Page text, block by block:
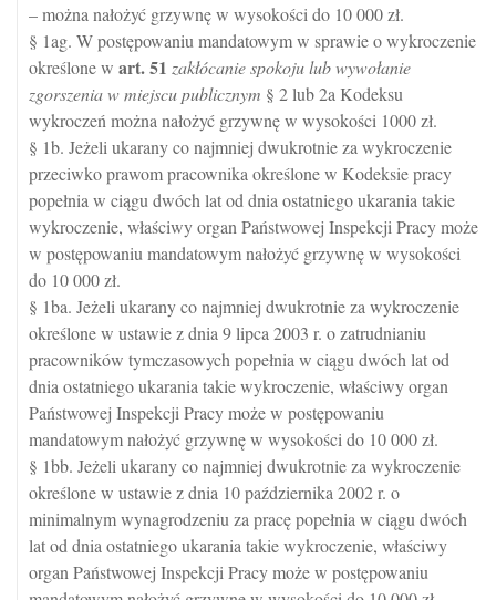
– można nałożyć grzywnę w wysokości do 10 000 zł.
§ 1ag. W postępowaniu mandatowym w sprawie o wykroczenie
określone w art.51 zakłócanie spokoju lub wywołanie
zgorszenia w miejscu publicznym § 2 lub 2a Kodeksu
wykroczeń można nałożyć grzywnę w wysokości 1000 zł.
§ 1b. Jeżeli ukarany co najmniej dwukrotnie za wykroczenie
przeciwko prawom pracownika określone w Kodeksie pracy
popełnia w ciągu dwóch lat od dnia ostatniego ukarania takie
wykroczenie, właściwy organ Państwowej Inspekcji Pracy może
w postępowaniu mandatowym nałożyć grzywnę w wysokości
do 10 000 zł.
§ 1ba. Jeżeli ukarany co najmniej dwukrotnie za wykroczenie
określone w ustawie z dnia 9 lipca 2003 r. o zatrudnianiu
pracowników tymczasowych popełnia w ciągu dwóch lat od
dnia ostatniego ukarania takie wykroczenie, właściwy organ
Państwowej Inspekcji Pracy może w postępowaniu
mandatowym nałożyć grzywnę w wysokości do 10 000 zł.
§ 1bb. Jeżeli ukarany co najmniej dwukrotnie za wykroczenie
określone w ustawie z dnia 10 października 2002 r. o
minimalnym wynagrodzeniu za pracę popełnia w ciągu dwóch
lat od dnia ostatniego ukarania takie wykroczenie, właściwy
organ Państwowej Inspekcji Pracy może w postępowaniu